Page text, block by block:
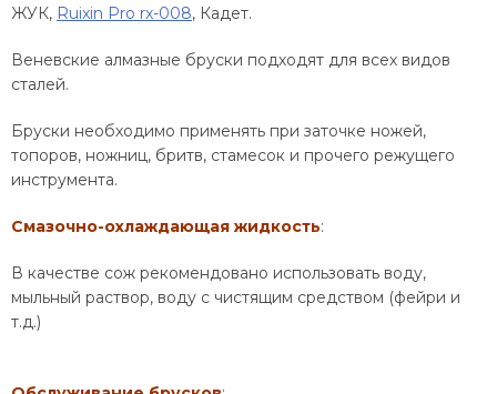
ЖУК, Ruixin Pro rx-008, Кадет.
Веневские алмазные бруски подходят для всех видов
сталей.
Бруски необходимо применять при заточке ножей,
топоров, ножниц, бритв, стамесок и прочего режущего
инструмента.
Смазочно-охлаждающая жидкость:
В качестве сож рекомендовано использовать воду,
мыльный раствор, воду с чистящим средством (фейри и
т.д.)